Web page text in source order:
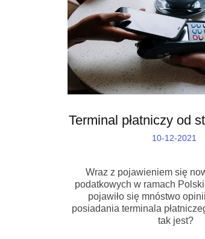
Terminal płatniczy od
10-12-2021
Wraz z pojawieniem się
podatkowych w ramach
pojawiło się mnóstwo
posiadania terminala
tak jest?